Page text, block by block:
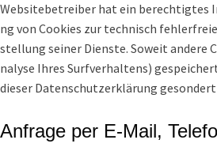
Websitebetreiber hat ein berechtigtes
ng von Cookies zur technisch
stellung seiner Dienste. Soweit andere
nalyse Ihres Surfverhaltens)
dieser Datenschutzerklärung
Anfrage per E-Mail,